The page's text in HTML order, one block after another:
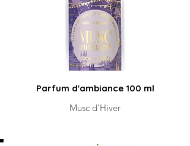
Parfum d'ambiance 100 ml
Musc d'Hiver